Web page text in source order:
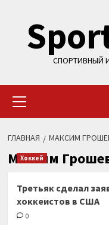
содержимому
СПОРТИВНЫЙ
меню
ГЛАВНАЯ МАКСИМ
Максим
Хоккей
Третьяк сделал
хоккеистов в США
0